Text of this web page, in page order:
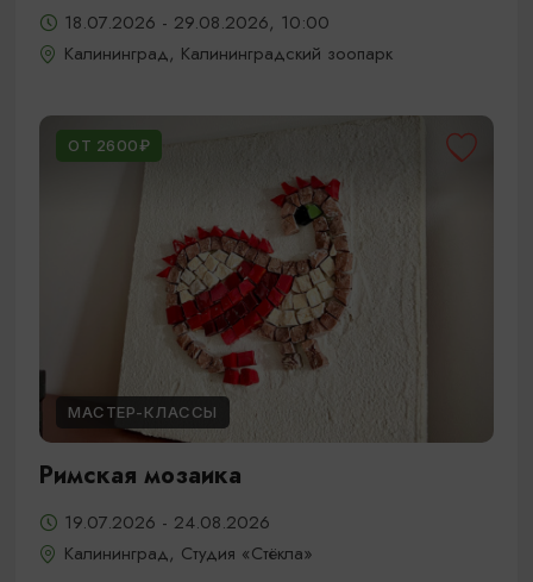
18.07.2026 - 29.08.2026, 10:00
Калининград, Калининградский зоопарк
ОТ 2600₽
МАСТЕР-КЛАССЫ
Римская мозаика
19.07.2026 - 24.08.2026
Калининград, Студия «Стёкла»